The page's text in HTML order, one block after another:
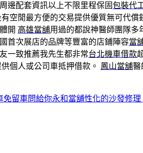
邊配套資訊以上不限里程保固包裝代
空閒最方便的交易提供優質無可代
開 高雄當舖用過的都說神醫師團隊多
首次展店的品牌等豐富的店鋪陣容當
一致推薦我先生都非常台北機車借款
個人或公司車抵押借款。 鳳山當舖醫
免留車問給你永和當舖性化的沙發修理